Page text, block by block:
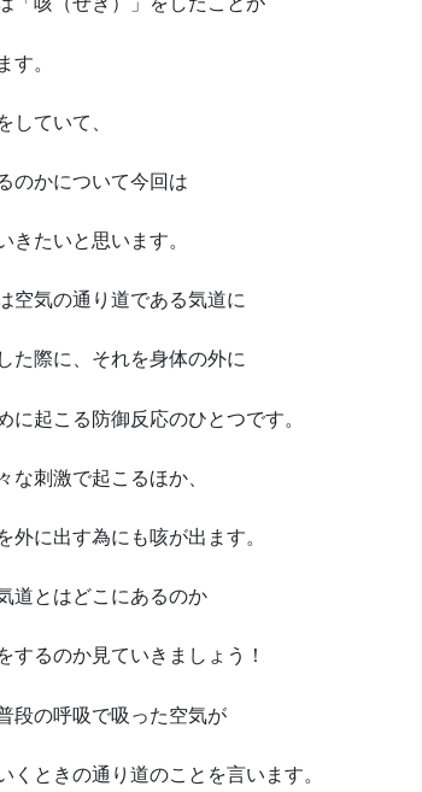
す。
していて、
のかについて今回は
きたいと思います。
空気の通り道である気道に
た際に、それを身体の外に
に起こる防御反応のひとつです。
な刺激で起こるほか、
外に出す為にも咳が出ます。
道とはどこにあるのか
するのか見ていきましょう！
段の呼吸で吸った空気が
くときの通り道のことを言います。